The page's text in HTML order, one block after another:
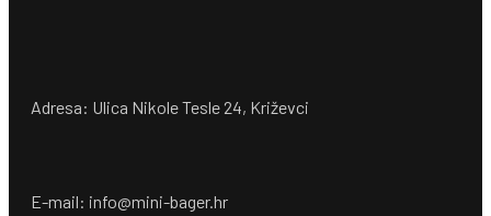
Adresa: Ulica Nikole Tesle 24, Križevci
E-mail: info@mini-bager.hr